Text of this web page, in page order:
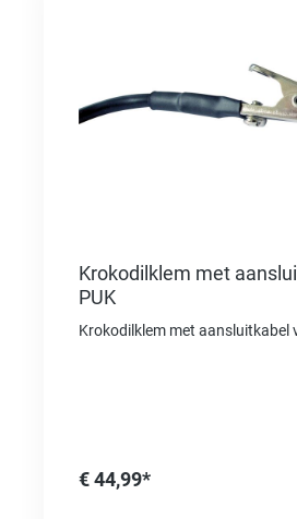
Krokodilklem met
PUK
Krokodilklem met aansluitkabel
€ 44,99*